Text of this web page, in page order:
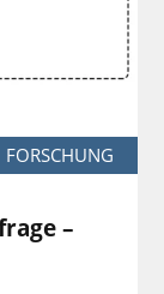
FORSCHUNG
–